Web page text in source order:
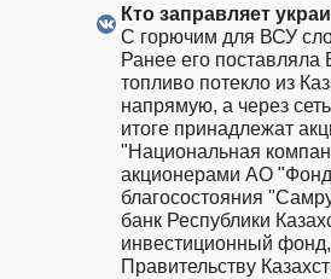
Кто заправляет
С горючим для ВСУ
Ранее его поставляла
топливо потекло из
напрямую, а через
итоге принадлежат
"Национальная
акционерами АО
благосостояния
банк Республики
инвестиционный
Правительству